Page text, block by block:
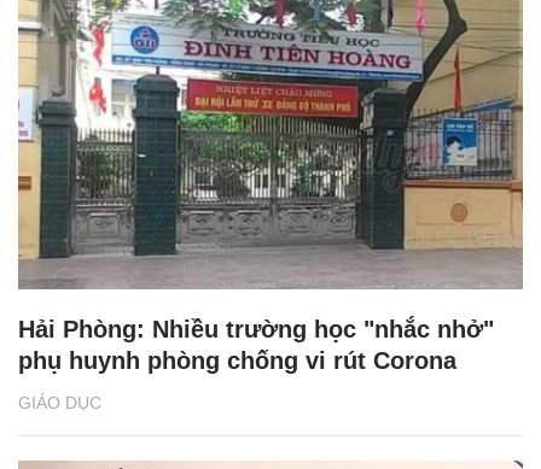
GIÁO DỤC
Hải Phòng: Nhiều trường học "nhắc nhở"
phụ huynh phòng chống vi rút Corona